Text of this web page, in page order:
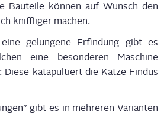
Bau­tei­le kön­nen auf Wunsch den
kniff­li­ger machen.
gelun­ge­ne Erfin­dung gibt es
eine beson­de­ren Maschi­ne
Die­se kata­pul­tiert die Kat­ze Fin­dus
gibt es in meh­re­ren Vari­an­ten